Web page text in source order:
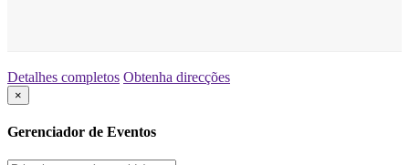
Detalhes completos Obtenha direcções
×
Gerenciador de Eventos